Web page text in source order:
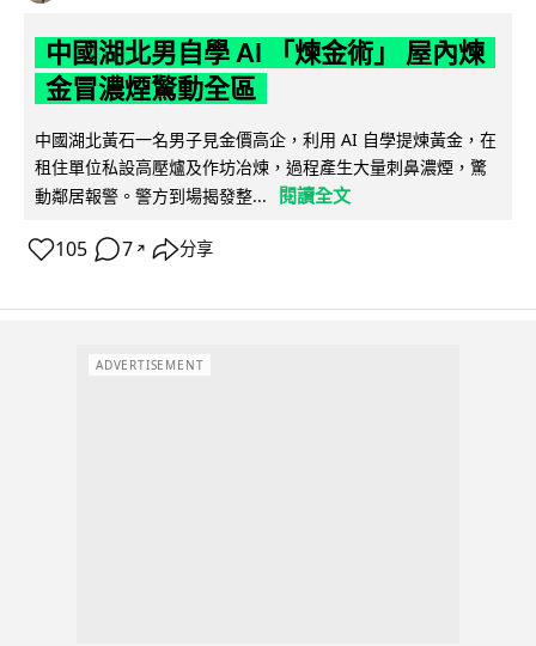
中國湖北男自學 AI 「煉金術」 屋內煉
金冒濃煙驚動全區
中國湖北黃石一名男子見金價高企，利用 AI 自學提煉黃金，在
租住單位私設高壓爐及作坊冶煉，過程產生大量刺鼻濃煙，驚
動鄰居報警。警方到場揭發整...
閱讀全文
105 7 ↗ 分享
ADVERTISEMENT